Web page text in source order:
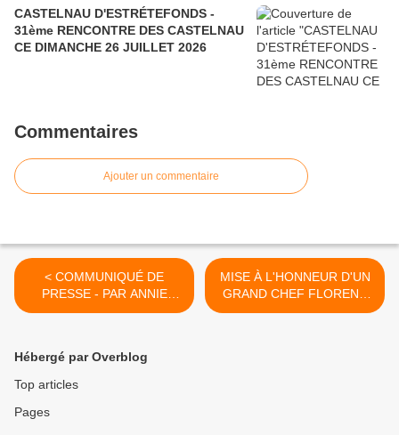
CASTELNAU D'ESTRÉTEFONDS -
31ème RENCONTRE DES CASTELNAU
CE DIMANCHE 26 JUILLET 2026
Commentaires
Ajouter un commentaire
< COMMUNIQUÉ DE
PRESSE - PAR ANNIE
MITAULT - CONCOURS
MISE À L'HONNEUR D'UN
GRAND CHEF FLORENT
CLUZEL ET SA BRIGADE >
Hébergé par Overblog
Top articles
Pages